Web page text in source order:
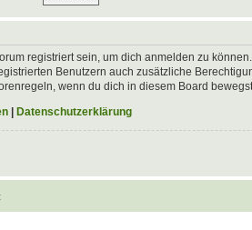
registriert sein, um dich anmelden zu
Benutzern auch zusätzliche
wenn du dich in diesem Board
Datenschutzerklärung